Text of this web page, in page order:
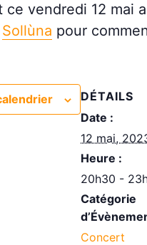
ce vendredi 12 mai
Sollùna pour
DÉTAILS
Date :
12 mai,
Heure :
20h30 -
Catégorie
Concert